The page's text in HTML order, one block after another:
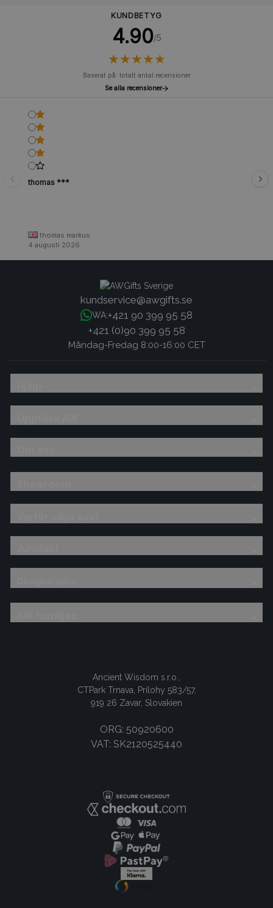
KUNDBETYG
4.90/5
★★★★★
★★★★★
Baserat på: totalt antal recensioner
Se alla recensioner
thomas ***
thomas markus
4 augusti 2026
kundservice@awgifts.se
WA:+421 90 399 95 58
+421 (0)90 399 95 58
Måndag-Fredag 8:00-16:00 CET
Ancient Wisdom s.r.o.,
CTPark Trnava, Prílohy 583/57,
919 26 Zavar, Slovakien
ORG: 50920600
VAT: SK2120525440